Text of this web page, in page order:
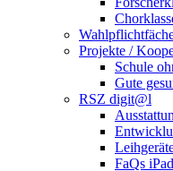
Projekte /
Schule
Gute
RSZ digit@l
FaQs